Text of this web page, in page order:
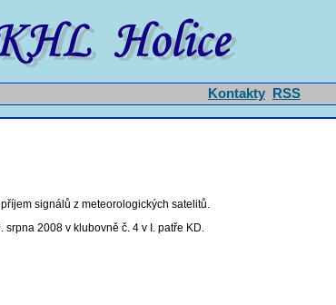
Kontakty RSS
signálů z meteorologických satelitů.
2008 v klubovně č. 4 v I. patře KD.